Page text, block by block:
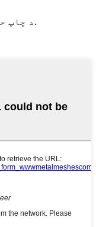
© د چاپ حق - 2021-2024: ټول حقونه خوندي دي.